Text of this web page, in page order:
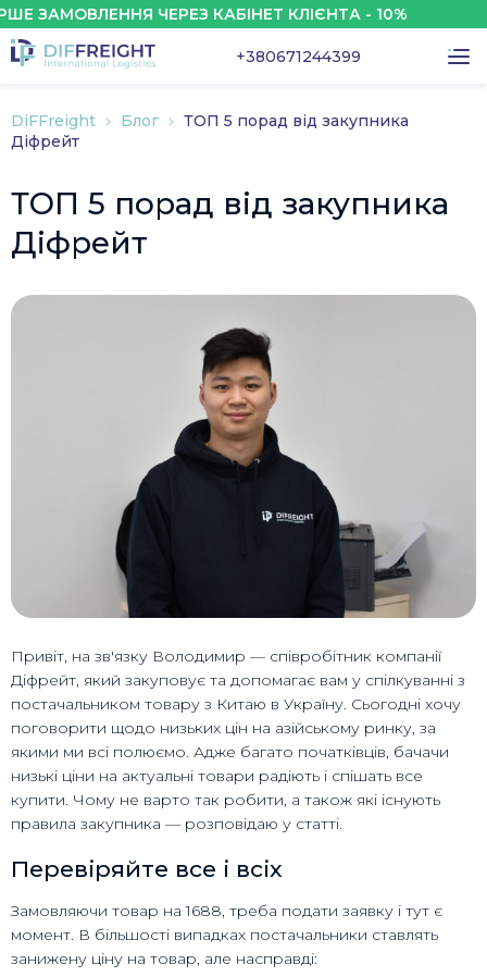
ЧЕРЕЗ КАБІНЕТ КЛІЄНТА - 10%
+380671244399
DiFFreight Блог
ТОП 5 порад від закупника
Діфрейт
ТОП 5 порад від закупника
Діфрейт
Привіт, на зв'язку Володимир — співробітник компанії
Діфрейт, який закуповує та допомагає вам у спілкуванні з
постачальником товару з Китаю в Україну. Сьогодні хочу
поговорити щодо низьких цін на азійському ринку, за
якими ми всі полюємо. Адже багато початківців, бачачи
низькі ціни на актуальні товари радіють і спішать все
купити. Чому не варто так робити, а також які існують
правила закупника — розповідаю у статті.
Перевіряйте все і всіх
Замовляючи товар на 1688, треба подати заявку і тут є
момент. В більшості випадках постачальники ставлять
занижену ціну на товар, але насправді: